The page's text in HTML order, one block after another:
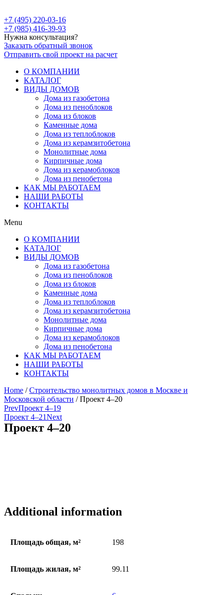
+7 (495) 220-03-16
+7 (985) 416-39-93
Нужна консультация?
Заказать обратный звонок
Отправить свой проект на расчет
О КОМПАНИИ
КАТАЛОГ
ВИДЫ ДОМОВ
Дома из газобетона
Дома из пеноблоков
Дома из блоков
Каменные дома
Дома из теплоблоков
Дома из керамзитобетона
Монолитные дома
Кирпичные дома
Дома из керамоблоков
Дома из пенобетона
КАК МЫ РАБОТАЕМ
НАШИ РАБОТЫ
КОНТАКТЫ
Menu
О КОМПАНИИ
КАТАЛОГ
ВИДЫ ДОМОВ
Дома из газобетона
Дома из пеноблоков
Дома из блоков
Каменные дома
Дома из теплоблоков
Дома из керамзитобетона
Монолитные дома
Кирпичные дома
Дома из керамоблоков
Дома из пенобетона
КАК МЫ РАБОТАЕМ
НАШИ РАБОТЫ
КОНТАКТЫ
Home /Строительство монолитных домов в Москве и
Московской области / Проект 4–20
PrevПроект 4–19
Проект 4–21Next
Проект 4–20
Additional information
Площадь общая, м² 198
Площадь жилая, м² 99.11